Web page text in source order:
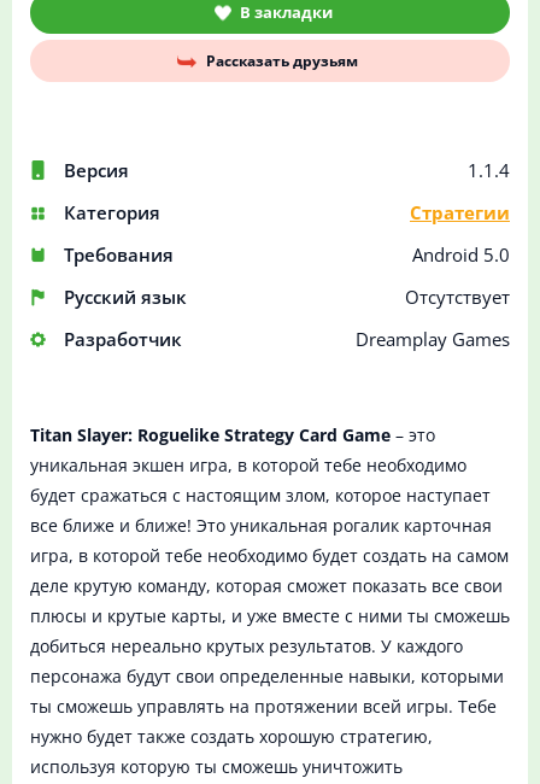
Версия
1.1.4
Категория
Стратегии
Требования
Android 5.0
Русский язык
Отсутствует
Разработчик
Dreamplay Games
В закладки
Рассказать друзьям
Titan Slayer: Roguelike Strategy Card Game – это
уникальная экшен игра, в которой тебе необходимо
будет сражаться с настоящим злом, которое наступает
все ближе и ближе! Это уникальная рогалик карточная
игра, в которой тебе необходимо будет создать на самом
деле крутую команду, которая сможет показать все свои
плюсы и крутые карты, и уже вместе с ними ты сможешь
добиться нереально крутых результатов. У каждого
персонажа будут свои определенные навыки, которыми
ты сможешь управлять на протяжении всей игры. Тебе
нужно будет также создать хорошую стратегию,
используя которую ты сможешь уничтожить